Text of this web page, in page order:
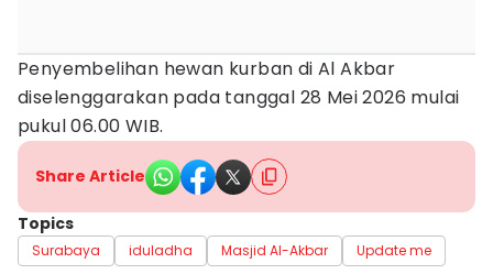
Penyembelihan hewan kurban di Al Akbar
diselenggarakan pada tanggal 28 Mei 2026 mulai
pukul 06.00 WIB.
Share Article
Topics
Surabaya iduladha Masjid Al-Akbar Update me